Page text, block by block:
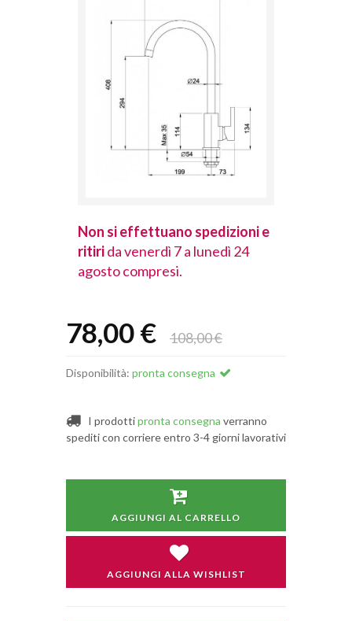
Non si effettuano spedizioni e
ritirida venerdì 7 a lunedì 24
agosto compresi.
78,00 € 108,00 €
Disponibilità: pronta consegna
I prodottipronta consegna verranno
spediti con corriere entro 3-4 giorni lavorativi
AGGIUNGI AL CARRELLO
AGGIUNGI ALLA WISHLIST